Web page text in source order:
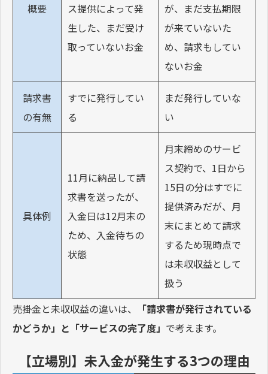
概要
ス提供によって発
生した、まだ受け
取っていないお金
が、まだ支払期限
が来ていないた
め、請求もしてい
ないお金
請求書
の有無
すでに発行してい
る
まだ発行していな
い
具体例
11月に納品して請
求書を送ったが、
入金日は12月末の
ため、入金待ちの
状態
月末締めのサービ
ス契約で、1日から
15日の分はすでに
提供済みだが、月
末にまとめて請求
するため現時点で
は未収収益として
扱う
売掛金と未収収益の違いは、
「請求書が発行されている
かどうか」と「サービスの完了度」 で考えます。
【立場別】未入金が発生する3つの理由